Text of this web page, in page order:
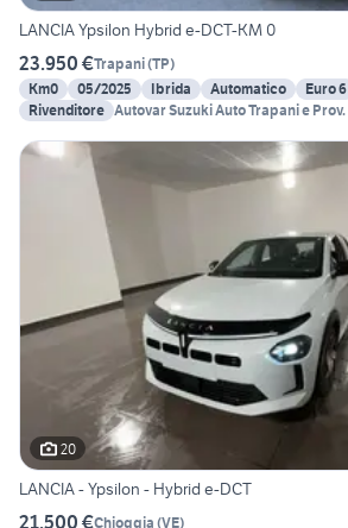
LANCIA Ypsilon Hybrid e-DCT-KM 0
23.950 €Trapani(TP)
Km0
05/2025 Ibrida Automatico
Euro 6
Rivenditore Autovar Suzuki Auto Trapani e Prov.
20
LANCIA - Ypsilon - Hybrid e-DCT
21.500 €Chioggia (VE)